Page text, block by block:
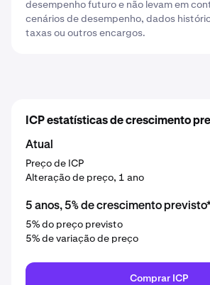
desempenho futuro e não levam em
cenários de desempenho, dados
taxas ou outros encargos.
ICP estatísticas de crescimento
Atual
Preço de ICP
Alteração de preço, 1 ano
5 anos, 5% de crescimento
5% do preço previsto
5% de variação de preço
Comprar ICP